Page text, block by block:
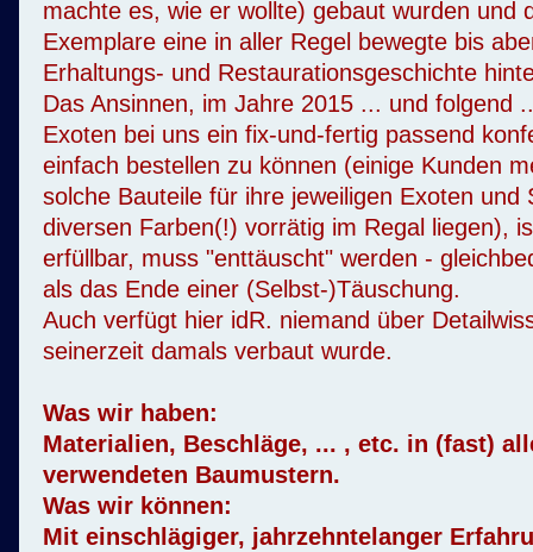
machte es, wie er wollte) gebaut wurden und
Exemplare eine in aller Regel bewegte bis
Erhaltungs- und Restaurationsgeschichte
Das Ansinnen, im Jahre 2015 ... und folgend
Exoten bei uns ein fix-und-fertig passend
einfach bestellen zu können (einige Kunden
solche Bauteile für ihre jeweiligen Exoten und
diversen Farben(!) vorrätig im Regal liegen),
erfüllbar, muss "enttäuscht" werden -
als das Ende einer (Selbst-)Täuschung.
Auch verfügt hier idR. niemand über
seinerzeit damals verbaut wurde.
Was wir haben:
Materialien, Beschläge, ... , etc. in (fast)
verwendeten Baumustern.
Was wir können:
Mit einschlägiger, jahrzehntelanger